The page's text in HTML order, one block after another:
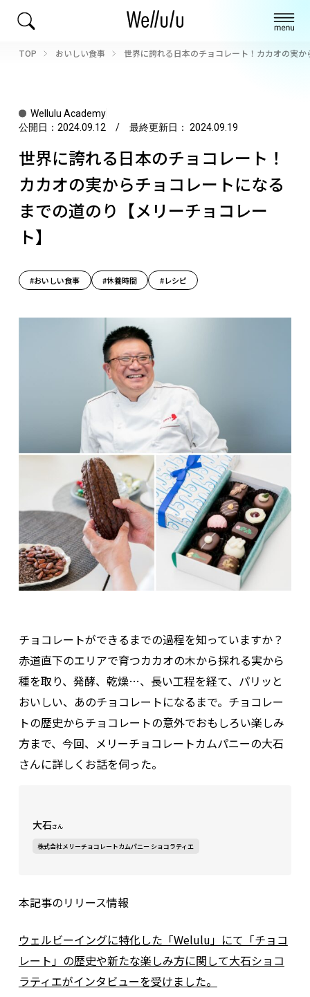
TOP おいしい食事 世界に誇れる日本のチョコレート！カカオの実
Wellulu Academy
公開日： 2024.09.12 / 最終更新日： 2024.09.19
世界に誇れる日本のチョコレート！
カカオの実からチョコレートになる
までの道のり【メリーチョコレー
ト】
#おいしい食事 #休養時間 #レシピ
チョコレートができるまでの過程を知っていますか？
赤道直下のエリアで育つカカオの木から採れる実から
種を取り、発酵、乾燥…、長い工程を経て、パリッと
おいしい、あのチョコレートになるまで。チョコレー
トの歴史からチョコレートの意外でおもしろい楽しみ
方まで、今回、メリーチョコレートカムパニーの大石
さんに詳しくお話を伺った。
大石さん
株式会社メリーチョコレートカムパニー ショコラティエ
本記事のリリース情報
ウェルビーイングに特化した「Welulu」にて「チョコ
レート」の歴史や新たな楽しみ方に関して大石ショコ
ラティエがインタビューを受けました。